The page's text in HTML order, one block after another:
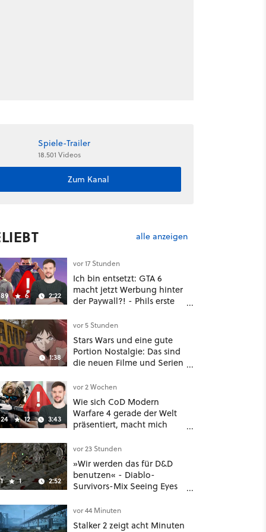
Spiele-Trailer
18.501 Videos
Zum Kanal
alle anzeigen
6 2:22
vor 17 Stunden
Ich bin entsetzt: GTA 6
macht jetzt Werbung hinter
der Paywall?! - Phils erste
Deal
1:38
vor 5 Stunden
Stars Wars und eine gute
Portion Nostalgie: Das sind
die neuen Filme und Serien
12 3:43
vor 2 Wochen
Wie sich CoD Modern
Warfare 4 gerade der Welt
präsentiert, macht mich
1 2:52
vor 23 Stunden
»Wir werden das für D&D
benutzen« - Diablo-
Survivors-Mix Seeing Eyes
nützliches Map-Tool
vor 44 Minuten
Stalker 2 zeigt acht Minuten